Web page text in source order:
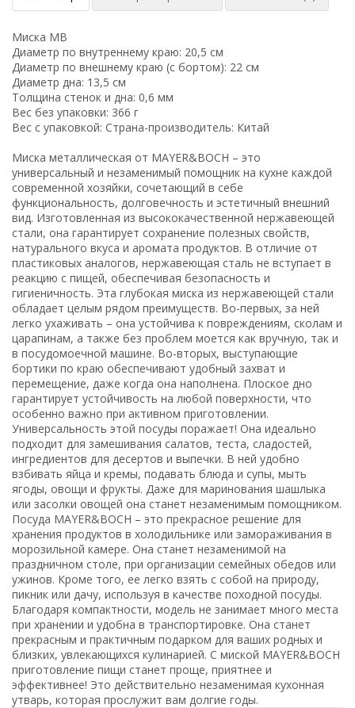
Миска MВ
Диаметр по внутреннему краю: 20,5 см
Диаметр по внешнему краю (с бортом): 22 см
Диаметр дна: 13,5 см
Толщина стенок и дна: 0,6 мм
Вес без упаковки: 366 г
Вес с упаковкой: Страна-производитель: Китай
Миска металлическая от MAYER&BOCH – это
универсальный и незаменимый помощник на кухне каждой
современной хозяйки, сочетающий в себе
функциональность, долговечность и эстетичный внешний
вид. Изготовленная из высококачественной нержавеющей
стали, она гарантирует сохранение полезных свойств,
натурального вкуса и аромата продуктов. В отличие от
пластиковых аналогов, нержавеющая сталь не вступает в
реакцию с пищей, обеспечивая безопасность и
гигиеничность. Эта глубокая миска из нержавеющей стали
обладает целым рядом преимуществ. Во-первых, за ней
легко ухаживать – она устойчива к повреждениям, сколам и
царапинам, а также без проблем моется как вручную, так и
в посудомоечной машине. Во-вторых, выступающие
бортики по краю обеспечивают удобный захват и
перемещение, даже когда она наполнена. Плоское дно
гарантирует устойчивость на любой поверхности, что
особенно важно при активном приготовлении.
Универсальность этой посуды поражает! Она идеально
подходит для замешивания салатов, теста, сладостей,
ингредиентов для десертов и выпечки. В ней удобно
взбивать яйца и кремы, подавать блюда и супы, мыть
ягоды, овощи и фрукты. Даже для маринования шашлыка
или засолки овощей она станет незаменимым помощником.
Посуда MAYER&BOCH – это прекрасное решение для
хранения продуктов в холодильнике или замораживания в
морозильной камере. Она станет незаменимой на
праздничном столе, при организации семейных обедов или
ужинов. Кроме того, ее легко взять с собой на природу,
пикник или дачу, используя в качестве походной посуды.
Благодаря компактности, модель не занимает много места
при хранении и удобна в транспортировке. Она станет
прекрасным и практичным подарком для ваших родных и
близких, увлекающихся кулинарией. С миской MAYER&BOCH
приготовление пищи станет проще, приятнее и
эффективнее! Это действительно незаменимая кухонная
утварь, которая прослужит вам долгие годы.